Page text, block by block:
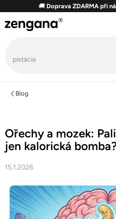
obsah
🚚 Doprava ZDARMA při
Blog
Ořechy a mozek:
jen kalorická
15.1.2026